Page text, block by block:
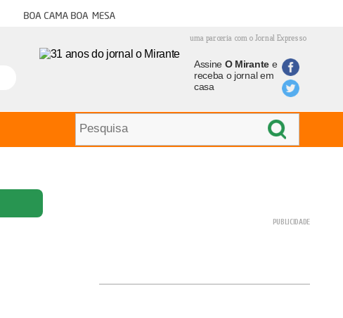
Boa cama boa mesa
uma parceria com o Jornal Expresso
Assine O Mirantee
receba o jornal em
casa